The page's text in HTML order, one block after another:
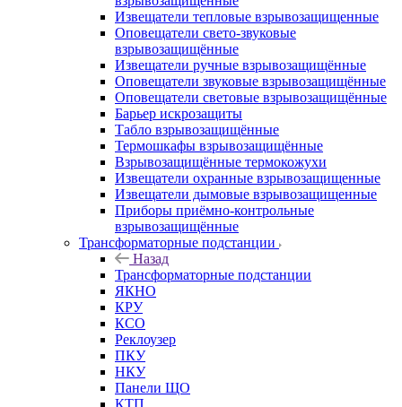
Извещатели тепловые взрывозащищенные
Оповещатели свето-звуковые
взрывозащищённые
Извещатели ручные взрывозащищённые
Оповещатели звуковые взрывозащищённые
Оповещатели световые взрывозащищённые
Барьер искрозащиты
Табло взрывозащищённые
Термошкафы взрывозащищённые
Взрывозащищённые термокожухи
Извещатели охранные взрывозащищенные
Извещатели дымовые взрывозащищенные
Приборы приёмно-контрольные
взрывозащищённые
Трансформаторные подстанции
Назад
Трансформаторные подстанции
ЯКНО
КРУ
КСО
Реклоузер
ПКУ
НКУ
Панели ЩО
КТП